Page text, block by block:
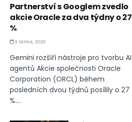
Partnerství s Googlem zvedlo
akcie Oracle za dva týdny o 27
%
9 SRPNA, 2026
Gemini rozšíří nástroje pro tvorbu AI
agentů Akcie společnosti Oracle
Corporation (ORCL) během
posledních dvou týdnů posílily o 27
%....